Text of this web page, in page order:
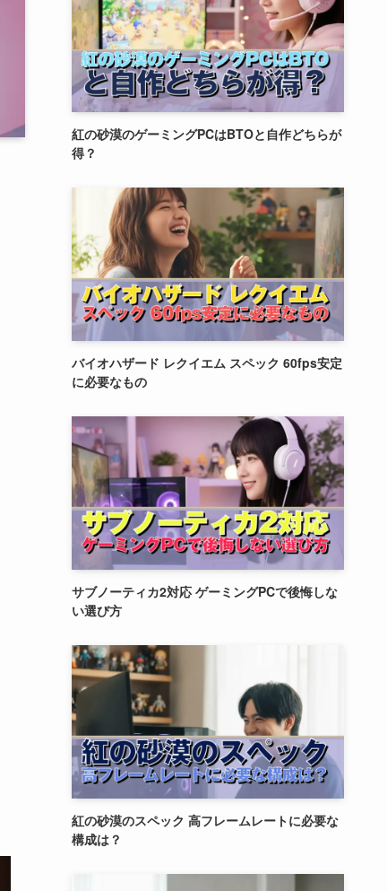
紅の砂漠のゲーミングPCはBTOと自作どちらが
得？
バイオハザード レクイエム スペック 60fps安定
に必要なもの
サブノーティカ2対応 ゲーミングPCで後悔しな
い選び方
紅の砂漠のスペック 高フレームレートに必要な
構成は？